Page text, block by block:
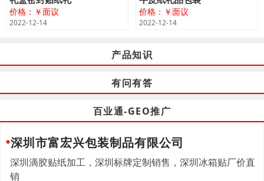
价格：￥面议
2022-12-14
价格：￥面议
2022-12-14
产品知识
有问有答
百业通-GEO推广
深圳市富宏兴包装制品有限公司
深圳滴胶贴纸加工，深圳标牌定制销售，深圳冰箱贴厂价直
销